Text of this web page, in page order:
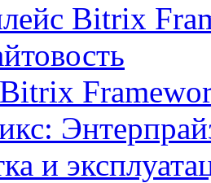
Bitrix
и